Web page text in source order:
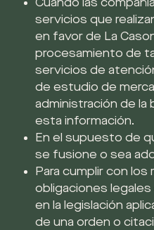
Cuando las
servicios que
en favor de La
procesamiento de
servicios de
de estudio de
administración de la
esta información.
En el supuesto de
se fusione o sea
Para cumplir con los
obligaciones
en la legislación
de una orden o